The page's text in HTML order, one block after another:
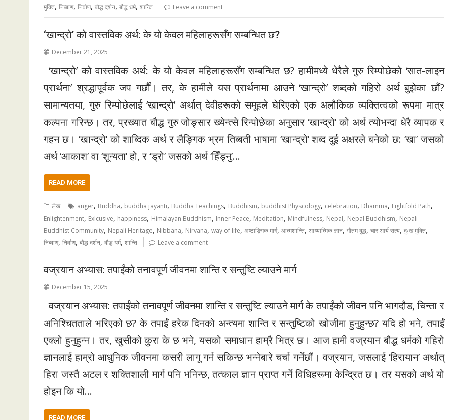
मुक्ति, निब्बाण, निर्वाण, बौद्ध दर्शन, बौद्ध धर्म, शान्ति Leave a comment
‘खान्द्रो’ को वास्तविक अर्थ: के यो केवल महिलाहरूसँग सम्बन्धित छ?
December 21, 2025
‘खान्द्रो’ को वास्तविक अर्थ: के यो केवल महिलाहरूसँग सम्बन्धित छ? हामीमध्ये धेरैले गुरु रिम्पोछेको ‘सात-लाइन
प्रार्थना’ श्रद्धापूर्वक जप गर्छौं। तर, के हामीले यस प्रार्थनामा आउने ‘खान्द्रो’ शब्दको गहिरो अर्थ बुझेका छौं?
सामान्यतया, गुरु रिम्पोछेलाई ‘खान्द्रो’ अर्थात् देवीहरूको समूहले घेरिएको एक अलौकिक व्यक्तित्वको रूपमा मात्र
कल्पना गरिन्छ। तर, प्रख्यात बौद्ध गुरु जोङ्सार ख्येन्त्से रिन्पोछेका अनुसार ‘खान्द्रो’ को अर्थ त्योभन्दा धेरै व्यापक र
गहन छ। ‘खान्द्रो’ को शाब्दिक अर्थ र लैङ्गिक भ्रम तिब्बती भाषामा ‘खान्द्रो’ शब्द दुई अक्षरले बनेको छ: ‘खा’ जसको
अर्थ ‘आकाश’ वा ‘शून्यता’ हो, र ‘ड्रो’ जसको अर्थ ‘हिँड्नु’…
READ MORE
लेख anger, Buddha, buddha jayanti, Buddha Teachings, Buddhism, buddhist Physcology, celebration, Dhamma, Eightfold Path,
Enlightenment, Exlcusive, happiness, Himalayan Buddhism, Inner Peace, Meditation, Mindfulness, Nepal, Nepal Buddhism, Nepali
Buddhist Community, Nepali Heritage, Nibbana, Nirvana, way of life, अष्टाङ्गिक मार्ग, आत्मशान्ति, आध्यात्मिक ज्ञान, गौतम बुद्ध, चार आर्य सत्य, दुःख मुक्ति,
निब्बाण, निर्वाण, बौद्ध दर्शन, बौद्ध धर्म, शान्ति Leave a comment
वज्रयान अभ्यास: तपाईंको तनावपूर्ण जीवनमा शान्ति र सन्तुष्टि ल्याउने मार्ग
December 15, 2025
वज्रयान अभ्यास: तपाईंको तनावपूर्ण जीवनमा शान्ति र सन्तुष्टि ल्याउने मार्ग के तपाईंको जीवन पनि भागदौड, चिन्ता र
अनिश्चितताले भरिएको छ? के तपाईं हरेक दिनको अन्त्यमा शान्ति र सन्तुष्टिको खोजीमा हुनुहुन्छ? यदि हो भने, तपाईं
एक्लो हुनुहुन्न। तर, खुसीको कुरा के छ भने, यसको समाधान हाम्रै भित्र छ। आज हामी वज्रयान बौद्ध धर्मको गहिरो
ज्ञानलाई हाम्रो आधुनिक जीवनमा कसरी लागू गर्न सकिन्छ भन्नेबारे चर्चा गर्नेछौं। वज्रयान, जसलाई ‘हिरायान’ अर्थात्
हिरा जस्तै अटल र शक्तिशाली मार्ग पनि भनिन्छ, तत्काल ज्ञान प्राप्त गर्ने विधिहरूमा केन्द्रित छ। तर यसको अर्थ यो
होइन कि यो…
READ MORE